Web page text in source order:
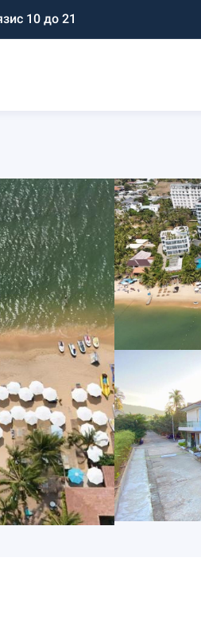
с 10 до 21